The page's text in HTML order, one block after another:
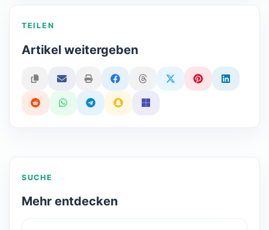
TEILEN
Artikel weitergeben
SUCHE
Mehr entdecken